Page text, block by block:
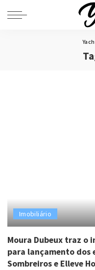
Imobiliário
Moura Dubeux traz o
para lançamento dos
Sombreiros e Elleve